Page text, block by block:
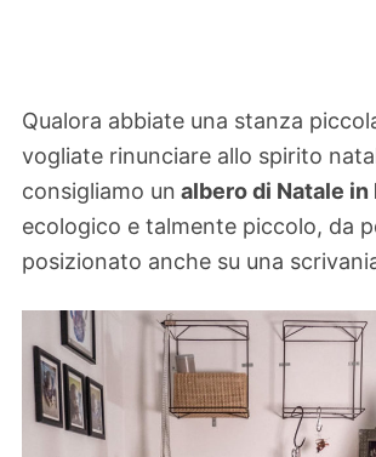
Qualora abbiate una stanza
vogliate rinunciare allo spirito
consigliamo un albero di Natale in
ecologico e talmente piccolo, da
posizionato anche su una